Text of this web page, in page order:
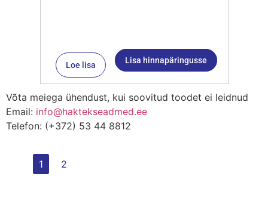
Loe lisa Lisa hinnapäringusse
Võta meiega ühendust, kui soovitud toodet ei leidnud
Email: info@haktekseadmed.ee
Telefon: (+372) 53 44 8812
1 2